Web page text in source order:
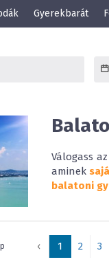
Gyerekbarát
Válogass az
aminek
balatoni
‹ 1 2 3